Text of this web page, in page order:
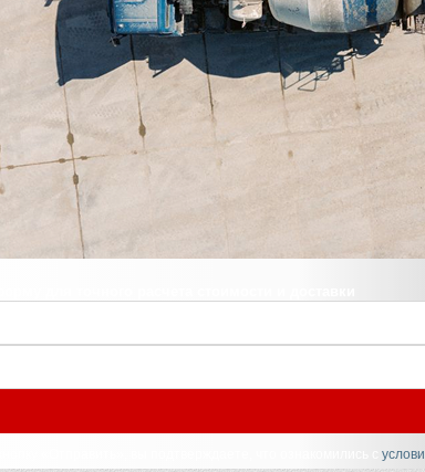
«Отправить», вы подтверждаете, что ознакомились с